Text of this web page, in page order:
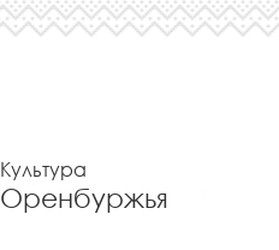
Культура
Оренбуржья